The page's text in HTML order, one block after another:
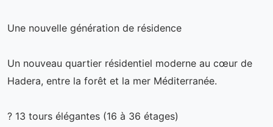
Une nouvelle génération de résidence
Un nouveau quartier résidentiel moderne au cœur de
Hadera, entre la forêt et la mer Méditerranée.
? 13 tours élégantes (16 à 36 étages)